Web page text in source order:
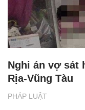
PHÁP LUẬT
Nghi án vợ sát
Rịa-Vũng Tàu